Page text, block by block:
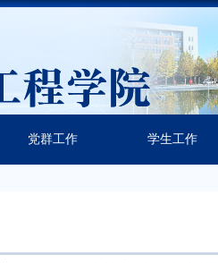
党群工作 学生工作